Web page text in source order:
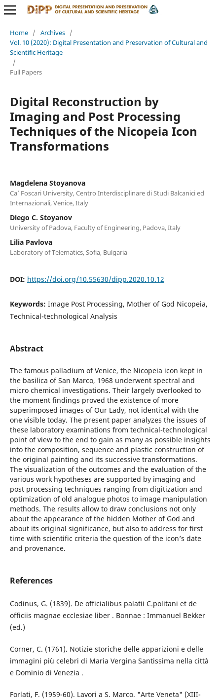
Home / Archives /
Vol. 10 (2020): Digital Presentation and Preservation of Cultural and
Scientific Heritage
/
Full Papers
Digital Reconstruction by
Imaging and Post Processing
Techniques of the Nicopeia Icon
Transformations
Magdelena Stoyanova
Ca’ Foscari University, Centro Interdisciplinare di Studi Balcanici ed
Internazionali, Venice, Italy
Diego C. Stoyanov
University of Padova, Faculty of Engineering, Padova, Italy
Lilia Pavlova
Laboratory of Telematics, Sofia, Bulgaria
DOI: https://doi.org/10.55630/dipp.2020.10.12
Keywords: Image Post Processing, Mother of God Nicopeia,
Technical-technological Analysis
Abstract
The famous palladium of Venice, the Nicopeia icon kept in
the basilica of San Marco, 1968 underwent spectral and
micro chemical investigations. Their largely overlooked to
the moment findings proved the existence of more
superimposed images of Our Lady, not identical with the
one visible today. The present paper analyzes the issues of
these laboratory examinations from technical-technological
point of view to the end to gain as many as possible insights
into the composition, sequence and plastic construction of
the original painting and its successive transformations.
The visualization of the outcomes and the evaluation of the
various work hypotheses are supported by imaging and
post processing techniques ranging from digitization and
optimization of old analogue photos to image manipulation
methods. The results allow to draw conclusions not only
about the appearance of the hidden Mother of God and
about its original significance, but also to address for first
time with scientific criteria the question of the icon’s date
and provenance.
References
Codinus, G. (1839). De officialibus palatii C.politani et de
officiis magnae ecclesiae liber . Bonnae : Immanuel Bekker
(ed.)
Corner, C. (1761). Notizie storiche delle apparizioni e delle
immagini più celebri di Maria Vergina Santissima nella città
e Dominio di Venezia .
Forlati, F. (1959-60). Lavori a S. Marco. "Arte Veneta" (XIII-